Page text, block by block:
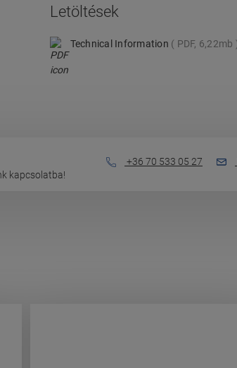
Letöltések
Technical Information PDF, 6,22mb
kapcsolatba!
+36 70 533 05 27